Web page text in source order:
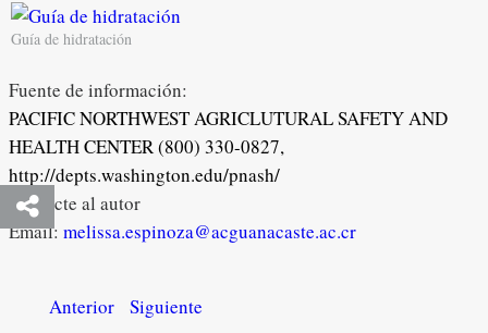
Guía de hidratación
Fuente de información:
PACIFIC NORTHWEST AGRICLUTURAL SAFETY AND
HEALTH CENTER (800) 330-0827,
http://depts.washington.edu/pnash/
Contacte al autor
Email: melissa.espinoza@acguanacaste.ac.cr
Anterior Siguiente